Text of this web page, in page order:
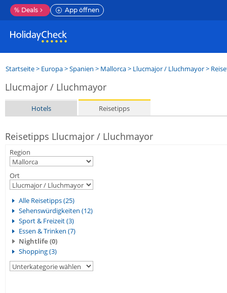
% Deals App öffnen
Startseite> Europa>Spanien > Mallorca> Llucmajor / Lluchmayor>
Llucmajor / Lluchmayor
Hotels Reisetipps
Reisetipps Llucmajor / Lluchmayor
Region
Ort
Alle Reisetipps (25)
Sehenswürdigkeiten (12)
Sport & Freizeit (3)
Essen & Trinken (7)
Nightlife (0)
Shopping (3)